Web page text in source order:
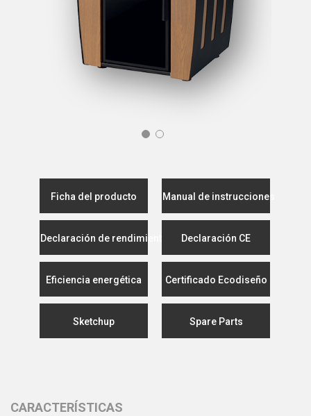
Ficha del producto Manual de instrucciones
Declaración de rendimiento Declaración CE
Eficiencia energética Certificado Ecodiseño
Sketchup Spare Parts
CARACTERÍSTICAS